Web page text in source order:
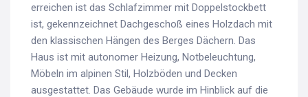
erreichen ist das Schlafzimmer mit Doppelstockbett
ist, gekennzeichnet Dachgeschoß eines Holzdach mit
den klassischen Hängen des Berges Dächern. Das
Haus ist mit autonomer Heizung, Notbeleuchtung,
Möbeln im alpinen Stil, Holzböden und Decken
ausgestattet. Das Gebäude wurde im Hinblick auf die